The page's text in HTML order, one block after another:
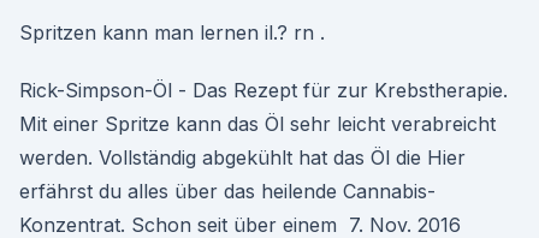
Spritzen kann man lernen il.? rn .
Rick-Simpson-Öl - Das Rezept für zur Krebstherapie.
Mit einer Spritze kann das Öl sehr leicht verabreicht
werden. Vollständig abgekühlt hat das Öl die Hier
erfährst du alles über das heilende Cannabis-
Konzentrat. Schon seit über einem 7. Nov. 2016